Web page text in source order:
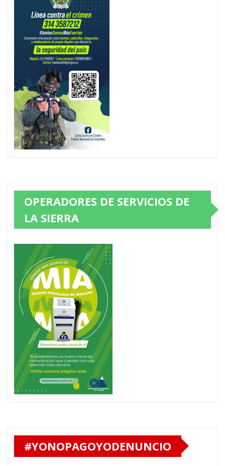
OPERADORES DE SERVICIOS DE
LA SIERRA
#YONOPAGOYODENUNCIO